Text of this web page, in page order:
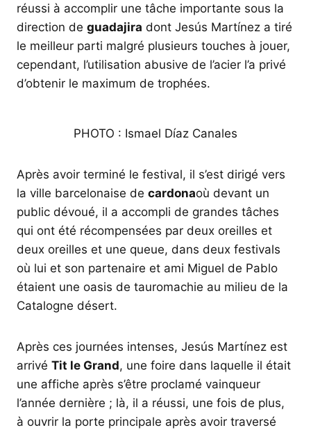
réussi à accomplir une tâche importante sous la
direction de guadajira dont Jesús Martínez a tiré
le meilleur parti malgré plusieurs touches à jouer,
cependant, l’utilisation abusive de l’acier l’a privé
d’obtenir le maximum de trophées.
PHOTO : Ismael Díaz Canales
Après avoir terminé le festival, il s’est dirigé vers
la ville barcelonaise de cardonaoù devant un
public dévoué, il a accompli de grandes tâches
qui ont été récompensées par deux oreilles et
deux oreilles et une queue, dans deux festivals
où lui et son partenaire et ami Miguel de Pablo
étaient une oasis de tauromachie au milieu de la
Catalogne désert.
Après ces journées intenses, Jesús Martínez est
arrivé Tit le Grand, une foire dans laquelle il était
une affiche après s’être proclamé vainqueur
l’année dernière ; là, il a réussi, une fois de plus,
à ouvrir la porte principale après avoir traversé